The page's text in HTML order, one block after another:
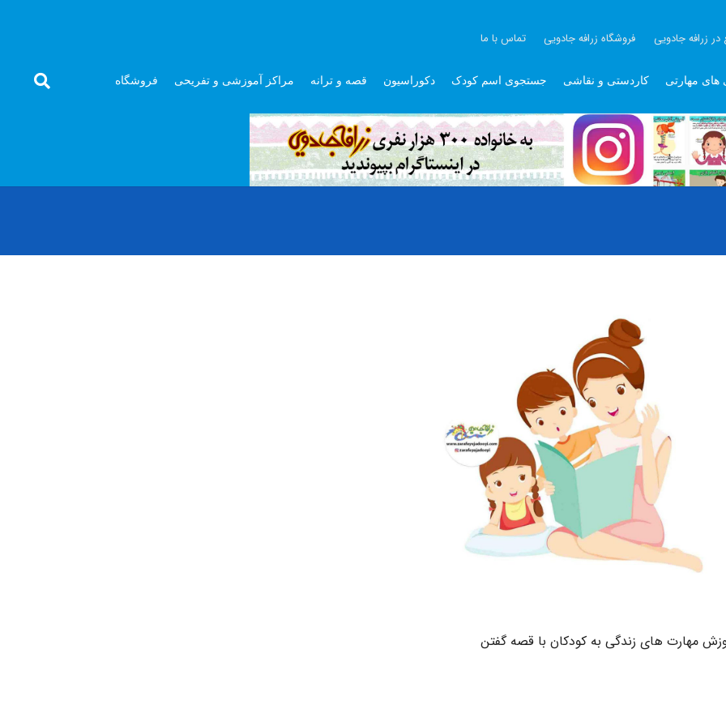
در زرافه جادویی فروشگاه زرافه جادویی تماس با ما
های مهارتی کاردستی و نقاشی جستجوی اسم کودک دکوراسیون قصه و ترانه مراکز آموزشی و تفریحی فروشگاه
مهارت های زندگی به کودکان با قصه گفتن